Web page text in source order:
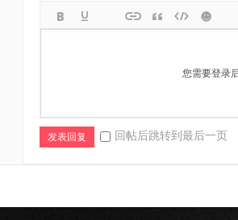
您需要登录
发表回复 回帖后跳转到最后一页